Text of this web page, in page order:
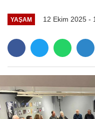
YAŞAM 12 Ekim 2025 -